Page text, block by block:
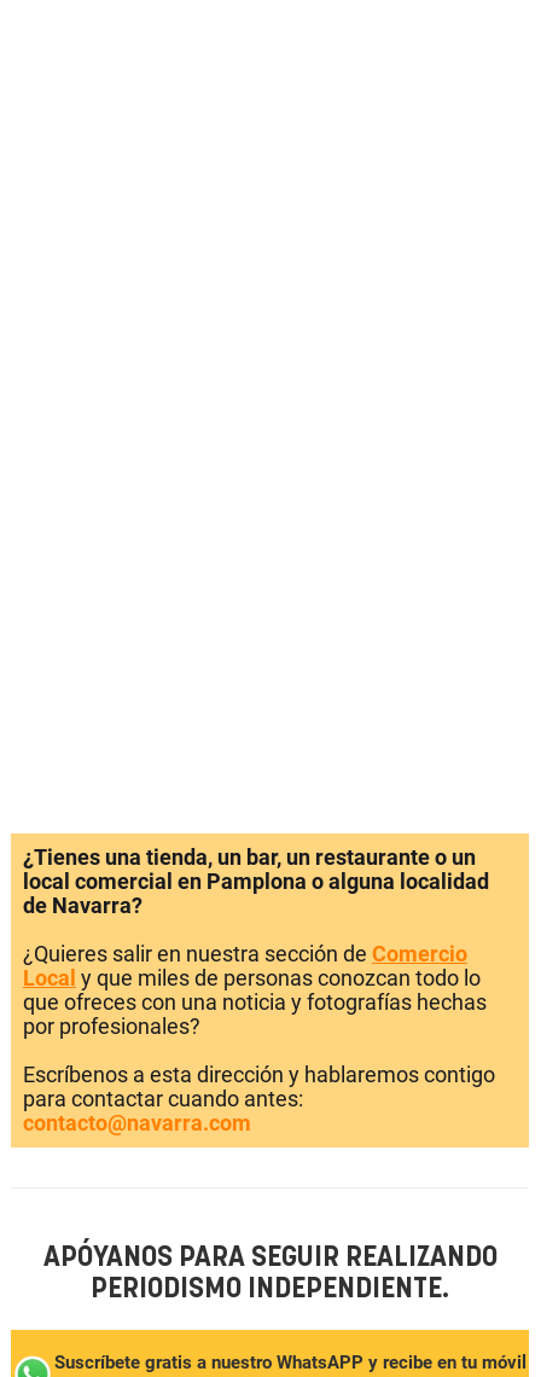
¿Tienes una tienda, un bar, un restaurante o un
local comercial en Pamplona o alguna localidad
de Navarra?
¿Quieres salir en nuestra sección de Comercio
Local y que miles de personas conozcan todo lo
que ofreces con una noticia y fotografías hechas
por profesionales?
Escríbenos a esta dirección y hablaremos contigo
para contactar cuando antes:
contacto@navarra.com
APÓYANOS PARA SEGUIR REALIZANDO
PERIODISMO INDEPENDIENTE.
Suscríbete gratis a nuestro WhatsAPP y recibe en tu móvil